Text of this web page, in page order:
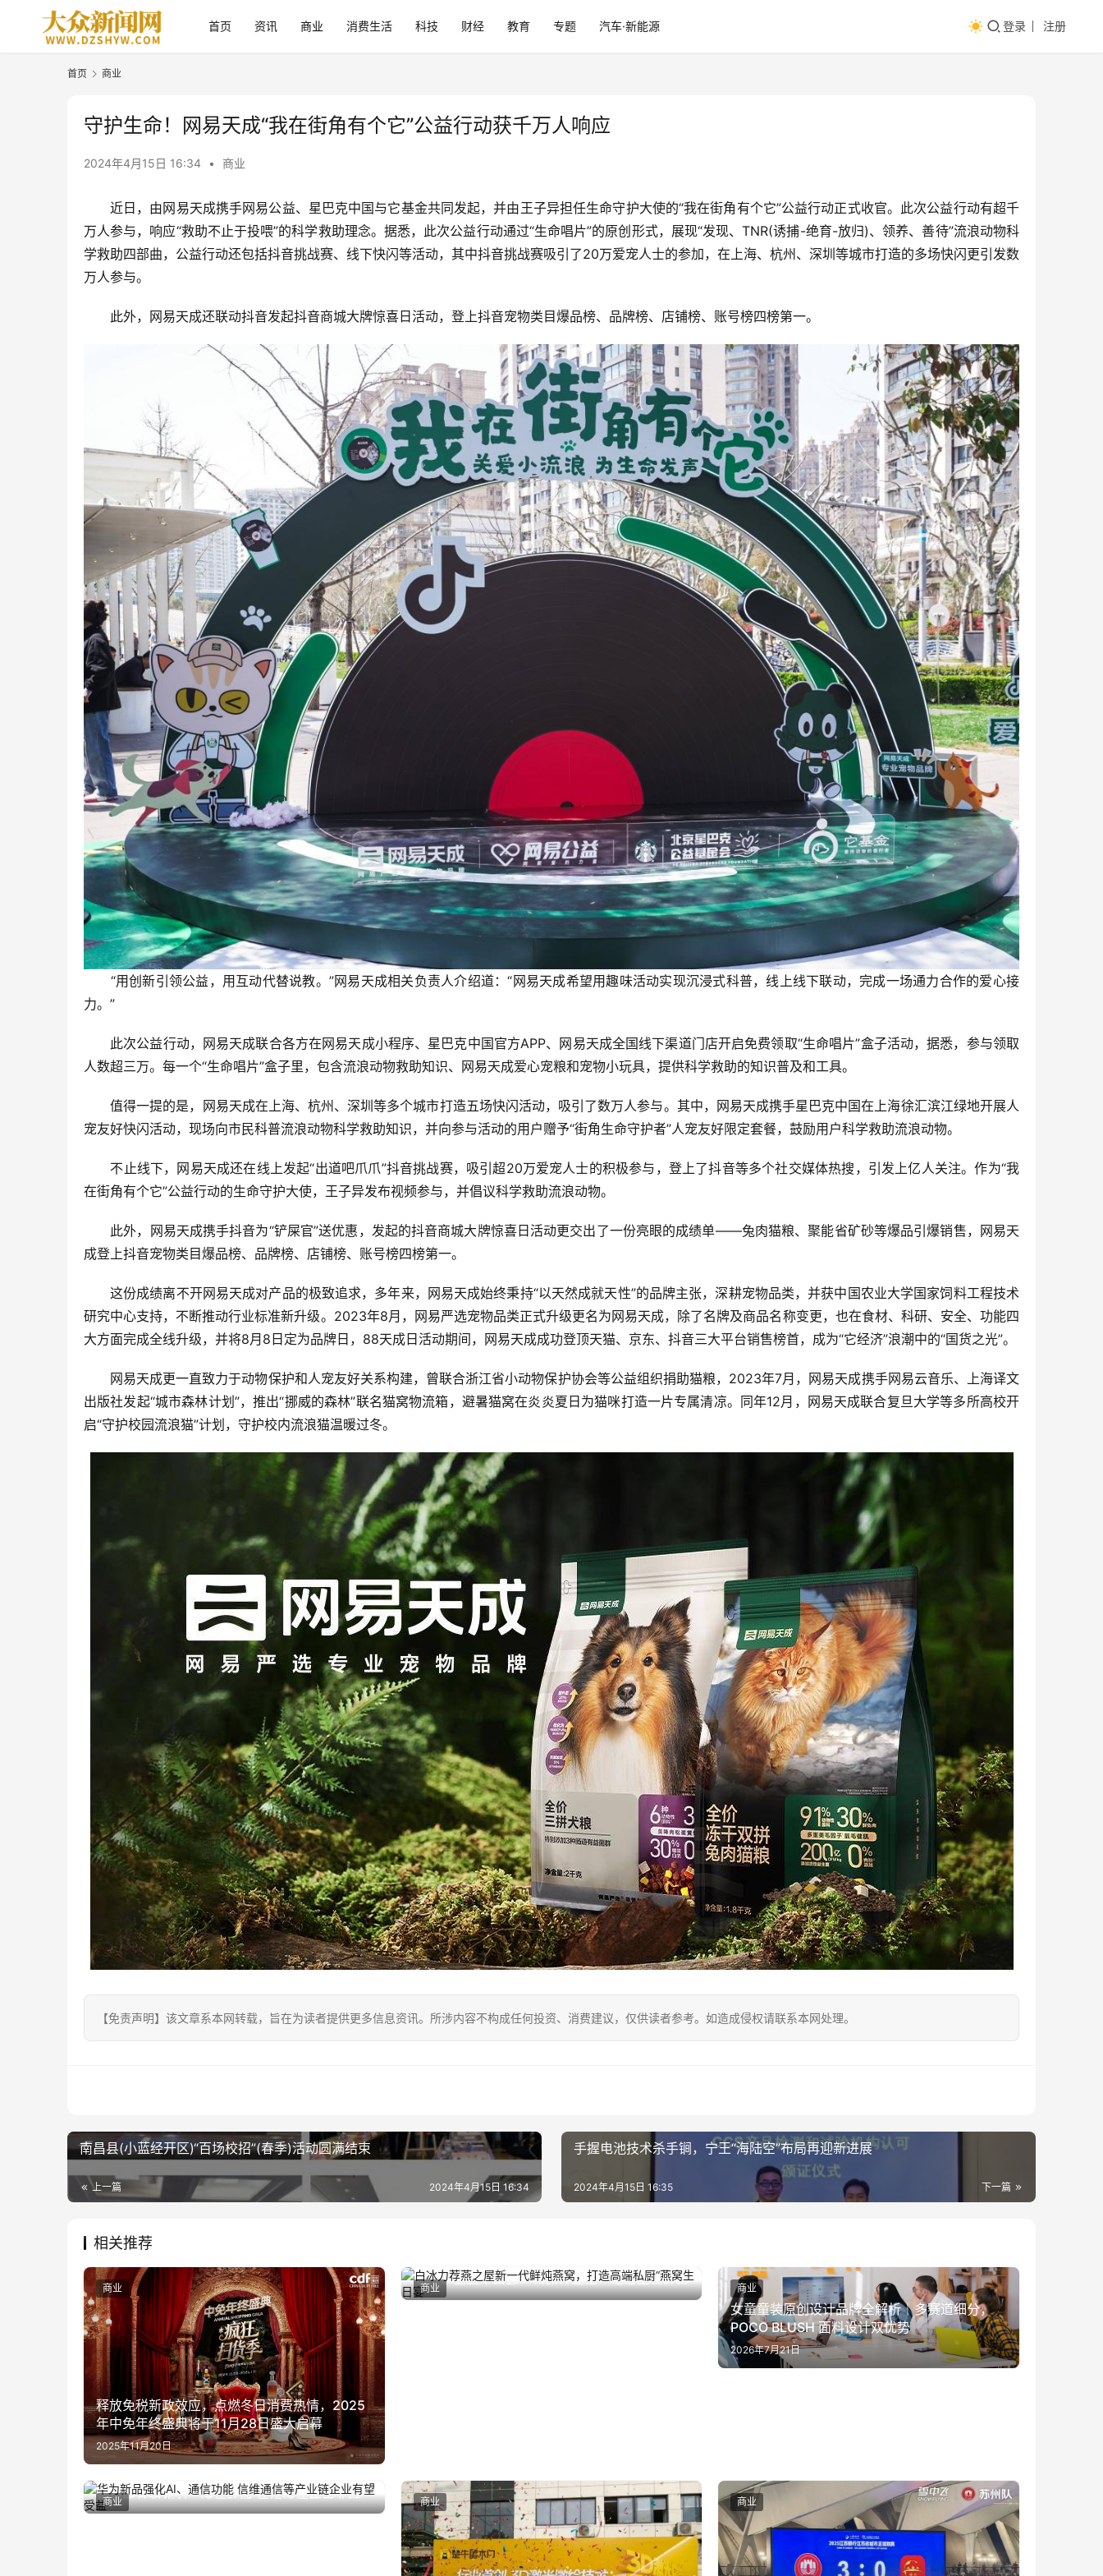
首页 资讯 商业 消费生活 科技 财经 教育 专题 汽车·新能源 登录 注册
首页 商业
守护生命！网易天成“我在街角有个它”公益行动获千万人响应
2024年4月15日 16:34 • 商业
近日，由网易天成携手网易公益、星巴克中国与它基金共同发起，并由王子异担任生命守护大使的“我在街角有个它”公益行动正式收官。此次公益行动有超千
万人参与，响应“救助不止于投喂”的科学救助理念。据悉，此次公益行动通过“生命唱片”的原创形式，展现“发现、TNR(诱捕-绝育-放归)、领养、善待”流浪动物科
学救助四部曲，公益行动还包括抖音挑战赛、线下快闪等活动，其中抖音挑战赛吸引了20万爱宠人士的参加，在上海、杭州、深圳等城市打造的多场快闪更引发数
万人参与。
此外，网易天成还联动抖音发起抖音商城大牌惊喜日活动，登上抖音宠物类目爆品榜、品牌榜、店铺榜、账号榜四榜第一。
“用创新引领公益，用互动代替说教。”网易天成相关负责人介绍道：“网易天成希望用趣味活动实现沉浸式科普，线上线下联动，完成一场通力合作的爱心接
力。”
此次公益行动，网易天成联合各方在网易天成小程序、星巴克中国官方APP、网易天成全国线下渠道门店开启免费领取“生命唱片”盒子活动，据悉，参与领取
人数超三万。每一个“生命唱片”盒子里，包含流浪动物救助知识、网易天成爱心宠粮和宠物小玩具，提供科学救助的知识普及和工具。
值得一提的是，网易天成在上海、杭州、深圳等多个城市打造五场快闪活动，吸引了数万人参与。其中，网易天成携手星巴克中国在上海徐汇滨江绿地开展人
宠友好快闪活动，现场向市民科普流浪动物科学救助知识，并向参与活动的用户赠予“街角生命守护者”人宠友好限定套餐，鼓励用户科学救助流浪动物。
不止线下，网易天成还在线上发起“出道吧爪爪”抖音挑战赛，吸引超20万爱宠人士的积极参与，登上了抖音等多个社交媒体热搜，引发上亿人关注。作为“我
在街角有个它”公益行动的生命守护大使，王子异发布视频参与，并倡议科学救助流浪动物。
此外，网易天成携手抖音为“铲屎官”送优惠，发起的抖音商城大牌惊喜日活动更交出了一份亮眼的成绩单——兔肉猫粮、聚能省矿砂等爆品引爆销售，网易天
成登上抖音宠物类目爆品榜、品牌榜、店铺榜、账号榜四榜第一。
这份成绩离不开网易天成对产品的极致追求，多年来，网易天成始终秉持“以天然成就天性”的品牌主张，深耕宠物品类，并获中国农业大学国家饲料工程技术
研究中心支持，不断推动行业标准新升级。2023年8月，网易严选宠物品类正式升级更名为网易天成，除了名牌及商品名称变更，也在食材、科研、安全、功能四
大方面完成全线升级，并将8月8日定为品牌日，88天成日活动期间，网易天成成功登顶天猫、京东、抖音三大平台销售榜首，成为“它经济”浪潮中的“国货之光”。
网易天成更一直致力于动物保护和人宠友好关系构建，曾联合浙江省小动物保护协会等公益组织捐助猫粮，2023年7月，网易天成携手网易云音乐、上海译文
出版社发起“城市森林计划”，推出“挪威的森林”联名猫窝物流箱，避暑猫窝在炎炎夏日为猫咪打造一片专属清凉。同年12月，网易天成联合复旦大学等多所高校开
启“守护校园流浪猫”计划，守护校内流浪猫温暖过冬。
【免责声明】该文章系本网转载，旨在为读者提供更多信息资讯。所涉内容不构成任何投资、消费建议，仅供读者参考。如造成侵权请联系本网处理。
南昌县(小蓝经开区)“百场校招”(春季)活动圆满结束
上一篇 2024年4月15日 16:34
手握电池技术杀手锏，宁王“海陆空”布局再迎新进展
下一篇
2024年4月15日 16:35
相关推荐
释放免税新政效应，点燃冬日消费热情，2025
年中免年终盛典将于11月28日盛大启幕
2025年11月20日
商业
白冰力荐燕之屋新一代鲜炖燕窝，打造高端私厨
2025年3月5日
商业
女童童装原创设计品牌全解析｜多赛道细分，
POCO BLUSH 面料设计双优势
2026年7月21日
商业
华为新品强化AI、通信功能 信维通信等产业链
2024年12月2日
商业 商业 商业